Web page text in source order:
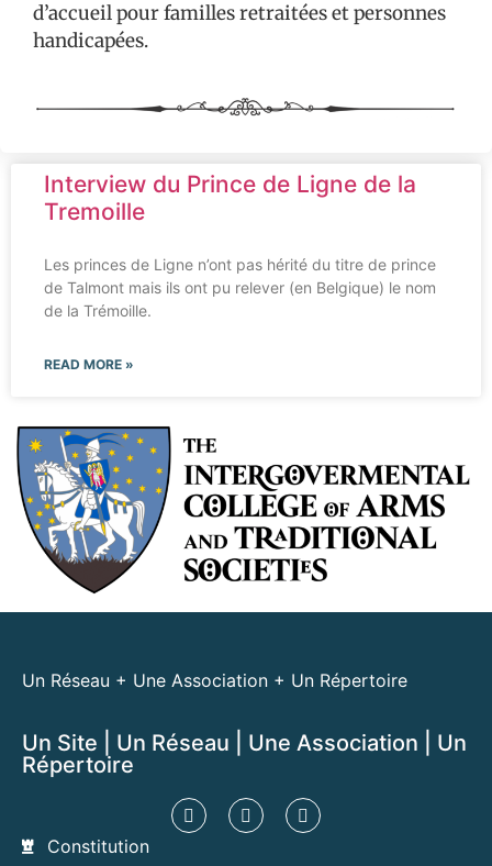
d’accueil pour familles retraitées et personnes
handicapées.
Interview du Prince de Ligne de la
Tremoille
Les princes de Ligne n’ont pas hérité du titre de prince
de Talmont mais ils ont pu relever (en Belgique) le nom
de la Trémoille.
READ MORE »
Un Réseau + Une Association + Un Répertoire
Un Site | Un Réseau | Une Association | Un
Répertoire​
Constitution